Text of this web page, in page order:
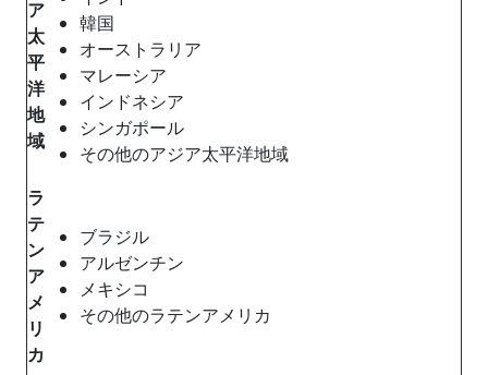
ア
太
平
洋
地
域
韓国
オーストラリア
マレーシア
インドネシア
シンガポール
その他のアジア太平洋地域
ラ
テ
ン
ア
メ
リ
カ
ブラジル
アルゼンチン
メキシコ
その他のラテンアメリカ